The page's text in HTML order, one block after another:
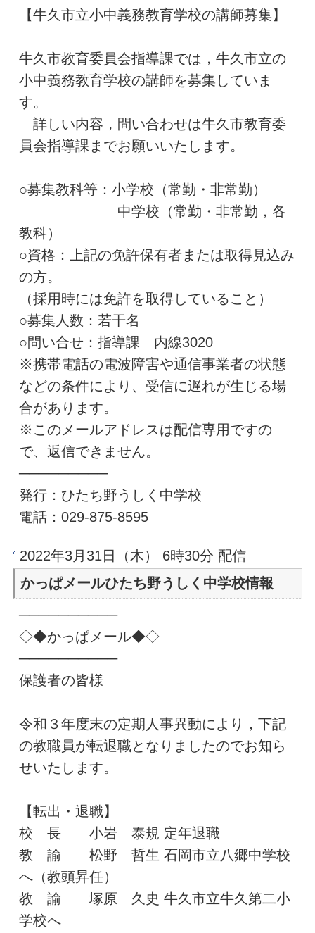
【牛久市立小中義務教育学校の講師募集】
牛久市教育委員会指導課では，牛久市立の
小中義務教育学校の講師を募集していま
す。
詳しい内容，問い合わせは牛久市教育委
員会指導課までお願いいたします。
○募集教科等：小学校（常勤・非常勤）
中学校（常勤・非常勤，各
教科）
○資格：上記の免許保有者または取得見込み
の方。
（採用時には免許を取得していること）
○募集人数：若干名
○問い合せ：指導課 内線3020
※携帯電話の電波障害や通信事業者の状態
などの条件により、受信に遅れが生じる場
合があります。
※このメールアドレスは配信専用ですの
で、返信できません。
─────────
発行：ひたち野うしく中学校
電話：029-875-8595
2022年3月31日（木） 6時30分 配信
かっぱメールひたち野うしく中学校情報
──────────
◇◆かっぱメール◆◇
──────────
保護者の皆様
令和３年度末の定期人事異動により，下記
の教職員が転退職となりましたのでお知ら
せいたします。
【転出・退職】
校 長 小岩 泰規 定年退職
教 諭 松野 哲生 石岡市立八郷中学校
へ（教頭昇任）
教 諭 塚原 久史 牛久市立牛久第二小
学校へ